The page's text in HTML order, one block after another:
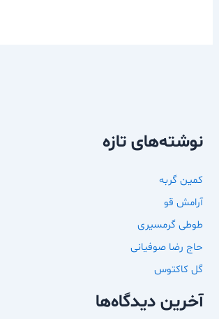
نوشته‌های تازه
کمین گربه
آرامش قو
طوطی گرمسیری
حاج رضا صوفیانی
گل کاکتوس
آخرین دیدگاه‌ها